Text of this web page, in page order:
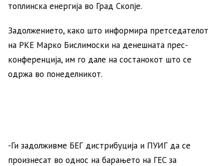
топлинска енергија во Град Скопје.
Задолжението, како што информира претседателот
на РКЕ Марко Бислимоски на денешната прес-
конференција, им го дале на состанокот што се
одржа во понеделникот.
-Ги задолживме БЕГ дистрибуција и ПУИГ да се
произнесат во однос на барањето на ГЕС за